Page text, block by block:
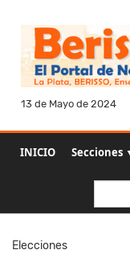
13 de Mayo de 2024
INICIO Secciones
Elecciones